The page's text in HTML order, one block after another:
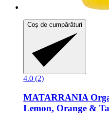
Coș de cumpărături
4.0 (2)
MATARRANIA
Lemon, Orange &